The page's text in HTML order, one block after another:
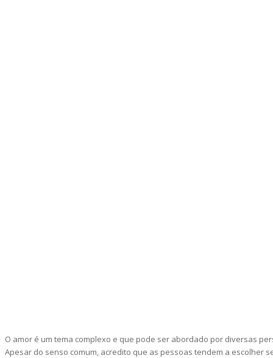
O amor é um tema complexo e que pode ser abordado por diversas
Apesar do senso comum, acredito que as pessoas tendem a escolher